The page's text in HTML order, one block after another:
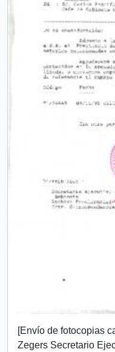
[Envío de fotocopias
Zegers Secretario